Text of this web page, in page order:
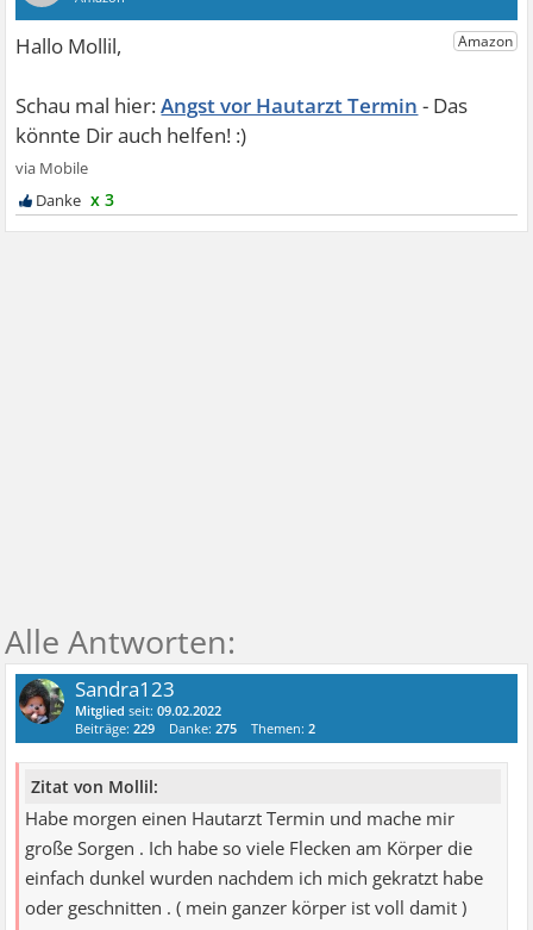
Angst vor Hautarzt Termin
x 3
Sandra123
Mitglied seit:09.02.2022
Beiträge:229 Danke:275 Themen:2
Zitat von Mollil:
Habe morgen einen Hautarzt Termin und mache mir
große Sorgen . Ich habe so viele Flecken am Körper die
einfach dunkel wurden nachdem ich mich gekratzt habe
oder geschnitten . ( mein ganzer körper ist voll damit )